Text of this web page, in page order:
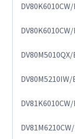
DV80K6010CW/
DV80K6010CW/
DV80M5010QX/
DV80M5210IW/
DV81K6010CW/